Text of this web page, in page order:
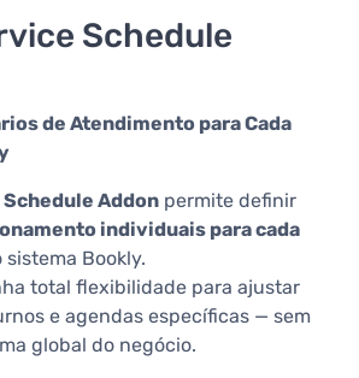
Schedule
de Atendimento para Cada
Addon permite definir
individuais para cada
Bookly.
total flexibilidade para ajustar
e agendas específicas — sem
global do negócio.